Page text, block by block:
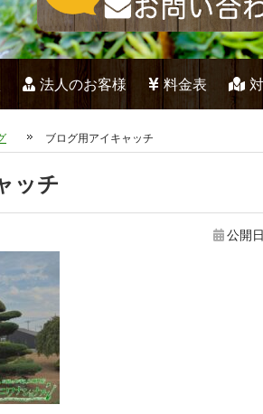
法人のお客様 料金表
ブログ用アイキャッチ
ッチ
公開